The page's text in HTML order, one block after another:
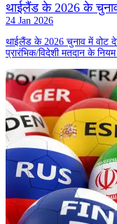
थाईलैंड के 2026 के
24 Jan 2026
थाईलैंड के 2026 चुनाव में वोट
प्रारंभिक/विदेशी मतदान के